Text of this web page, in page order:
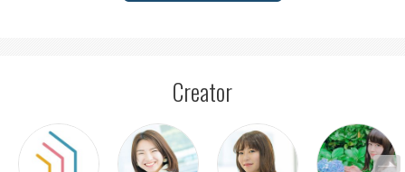
Creator